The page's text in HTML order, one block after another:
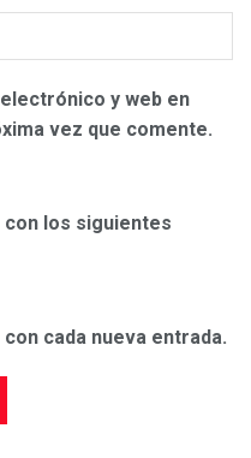
y web en
vez que comente.
los siguientes
cada nueva entrada.